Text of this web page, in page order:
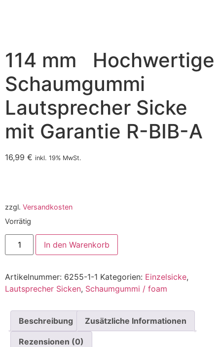
114 mm Hochwertige
Schaumgummi
Lautsprecher Sicke
mit Garantie R-BIB-A
16,99 € inkl. 19% MwSt.
zzgl. Versandkosten
Vorrätig
In den Warenkorb
Artikelnummer: 6255-1-1 Kategorien: Einzelsicke,
Lautsprecher Sicken, Schaumgummi / foam
Beschreibung Zusätzliche Informationen
Rezensionen (0)